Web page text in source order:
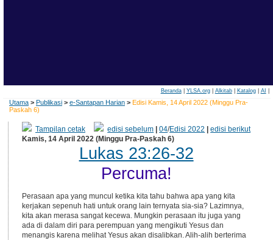
Beranda| YLSA.org| Alkitab| Katalog| AI
Utama > Publikasi > e-Santapan Harian > Edisi Kamis, 14 April 2022 (Minggu Pra-
Paskah 6)
Tampilan cetak edisi sebelum |04/Edisi 2022 |edisi berikut
Kamis, 14 April 2022 (Minggu Pra-Paskah 6)
Lukas 23:26-32
Percuma!
Perasaan apa yang muncul ketika kita tahu bahwa apa yang kita
kerjakan sepenuh hati untuk orang lain ternyata sia-sia? Lazimnya,
kita akan merasa sangat kecewa. Mungkin perasaan itu juga yang
ada di dalam diri para perempuan yang mengikuti Yesus dan
menangis karena melihat Yesus akan disalibkan. Alih-alih berterima